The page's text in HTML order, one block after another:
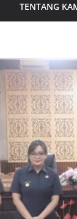
TENTANG